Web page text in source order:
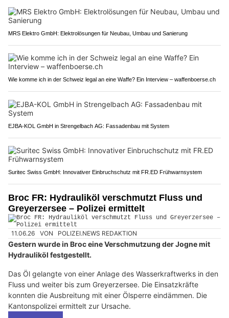
MRS Elektro GmbH: Elektrolösungen für Neubau, Umbau und Sanierung
Wie komme ich in der Schweiz legal an eine Waffe? Ein Interview – waffenboerse.ch
EJBA-KOL GmbH in Strengelbach AG: Fassadenbau mit System
Suritec Swiss GmbH: Innovativer Einbruchschutz mit FR.ED Frühwarnsystem
Broc FR: Hydrauliköl verschmutzt Fluss und
Greyerzersee – Polizei ermittelt
11.06.26 VON POLIZEI.NEWS REDAKTION
Gestern wurde in Broc eine Verschmutzung der Jogne mit
Hydrauliköl festgestellt.
Das Öl gelangte von einer Anlage des Wasserkraftwerks in den
Fluss und weiter bis zum Greyerzersee. Die Einsatzkräfte
konnten die Ausbreitung mit einer Ölsperre eindämmen. Die
Kantonspolizei ermittelt zur Ursache.